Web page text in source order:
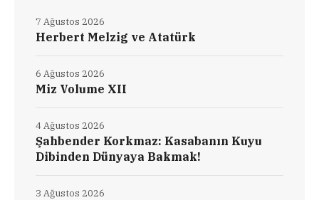
Herbert Melzig ve Atatürk
7 Ağustos 2026
Miz Volume XII
6 Ağustos 2026
Şahbender Korkmaz: Kasabanın Kuyu
Dibinden Dünyaya Bakmak!
4 Ağustos 2026
3 Ağustos 2026